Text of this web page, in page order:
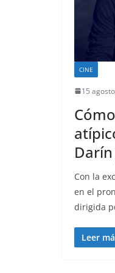
CINE
15
Con la
en el
dirigida
Leer